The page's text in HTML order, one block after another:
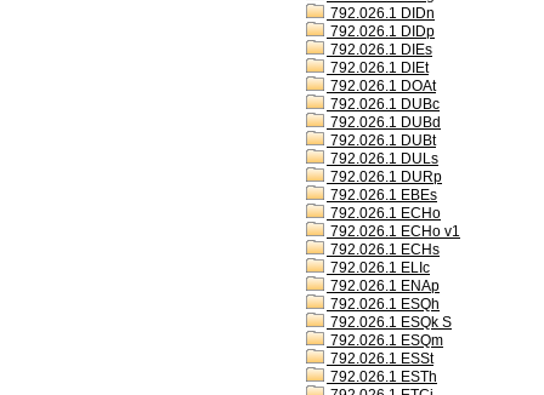
792.026.1 DIDn
792.026.1 DIDp
792.026.1 DIEs
792.026.1 DIEt
792.026.1 DOAt
792.026.1 DUBc
792.026.1 DUBd
792.026.1 DUBt
792.026.1 DULs
792.026.1 DURp
792.026.1 EBEs
792.026.1 ECHo
792.026.1 ECHo v1
792.026.1 ECHs
792.026.1 ELIc
792.026.1 ENAp
792.026.1 ESQh
792.026.1 ESQk S
792.026.1 ESQm
792.026.1 ESSt
792.026.1 ESTh